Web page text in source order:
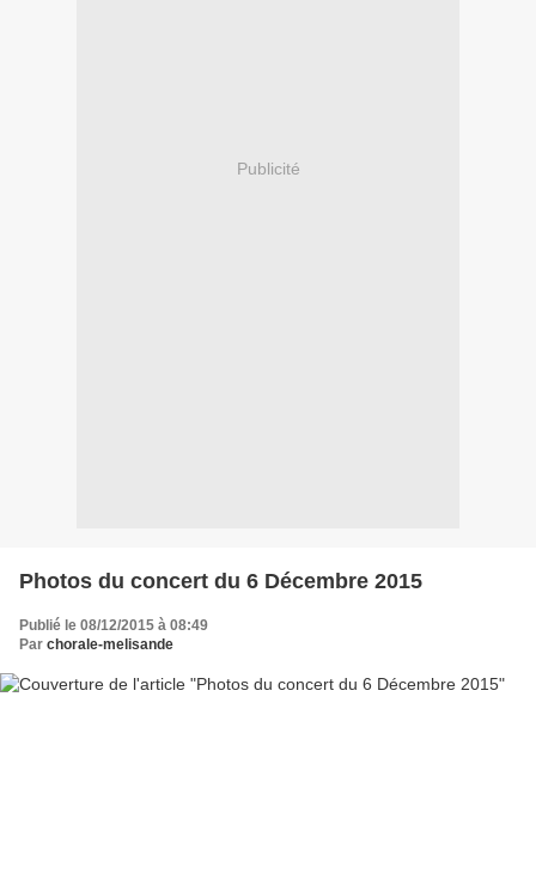
Publicité
Photos du concert du 6 Décembre 2015
Publié le 08/12/2015 à 08:49
Par chorale-melisande